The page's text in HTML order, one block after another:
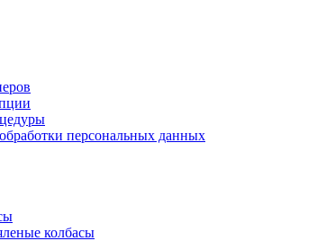
персональных данных
колбасы